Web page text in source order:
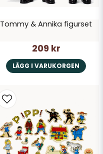
Tommy & Annika figurset
209 kr
LÄGG I VARUKORGEN